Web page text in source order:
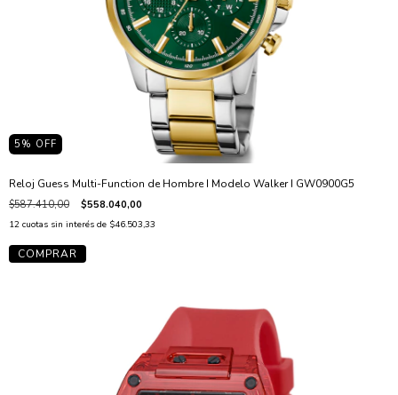
5 % OFF
Reloj Guess Multi-Function de Hombre I Modelo Walker I GW0900G5
$587.410,00 $558.040,00
12 cuotas sin interés de $46.503,33